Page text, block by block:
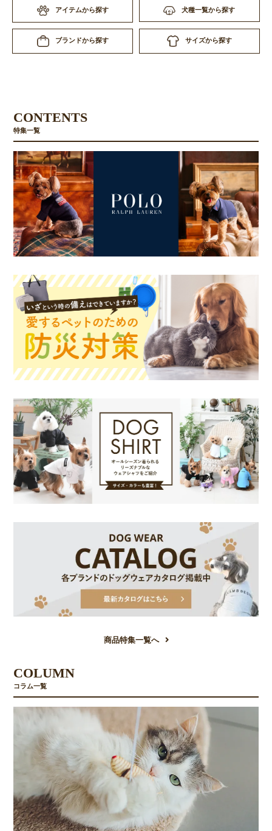
お買い物を続ける カートへ進む
アイテムから探す 犬種一覧から探す
ブランドから探す サイズから探す
CONTENTS
特集一覧
商品特集一覧へ
COLUMN
コラム一覧